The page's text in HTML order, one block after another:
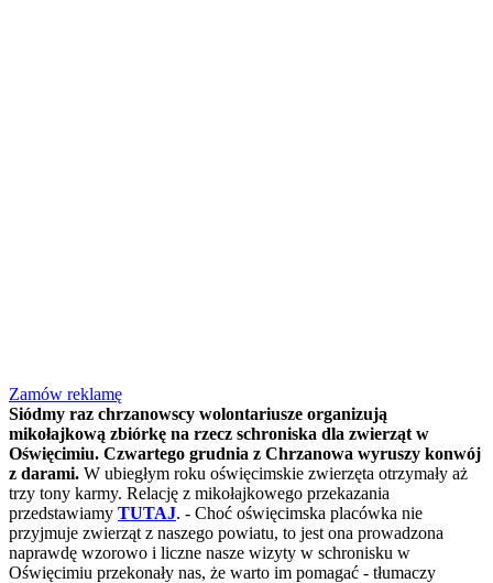
Zamów reklamę
Siódmy raz chrzanowscy wolontariusze organizują
mikołajkową zbiórkę na rzecz schroniska dla zwierząt w
Oświęcimiu. Czwartego grudnia z Chrzanowa wyruszy konwój
z darami. W ubiegłym roku oświęcimskie zwierzęta otrzymały aż
trzy tony karmy. Relację z mikołajkowego przekazania
przedstawiamy TUTAJ. - Choć oświęcimska placówka nie
przyjmuje zwierząt z naszego powiatu, to jest ona prowadzona
naprawdę wzorowo i liczne nasze wizyty w schronisku w
Oświęcimiu przekonały nas, że warto im pomagać - tłumaczy